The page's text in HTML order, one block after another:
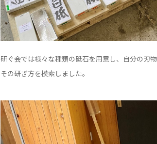
研ぐ会では様々な種類の砥石を用意し、自分の刃
その研ぎ方を模索しました。